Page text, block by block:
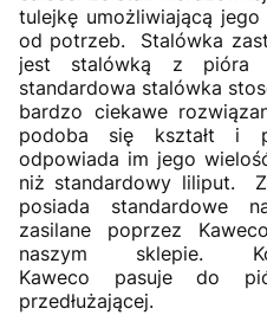
tulejkę umożliwiającą jego
od potrzeb. Stalówka
jest stalówką z pióra
standardowa stalówka
bardzo ciekawe
podoba się kształt i
odpowiada im jego
niż standardowy liliput.
posiada standardowe
zasilane poprzez
naszym sklepie.
Kaweco pasuje do
przedłużającej.